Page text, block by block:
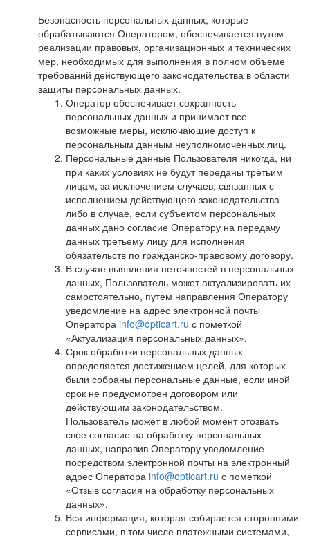
Безопасность персональных данных, которые
обрабатываются Оператором, обеспечивается путем
реализации правовых, организационных и технических
мер, необходимых для выполнения в полном объеме
требований действующего законодательства в области
защиты персональных данных.
Оператор обеспечивает сохранность
персональных данных и принимает все
возможные меры, исключающие доступ к
персональным данным неуполномоченных лиц.
Персональные данные Пользователя никогда, ни
при каких условиях не будут переданы третьим
лицам, за исключением случаев, связанных с
исполнением действующего законодательства
либо в случае, если субъектом персональных
данных дано согласие Оператору на передачу
данных третьему лицу для исполнения
обязательств по гражданско-правовому договору.
В случае выявления неточностей в персональных
данных, Пользователь может актуализировать их
самостоятельно, путем направления Оператору
уведомление на адрес электронной почты
Оператора info@opticart.ru с пометкой
«Актуализация персональных данных».
Срок обработки персональных данных
определяется достижением целей, для которых
были собраны персональные данные, если иной
срок не предусмотрен договором или
действующим законодательством.
Пользователь может в любой момент отозвать
свое согласие на обработку персональных
данных, направив Оператору уведомление
посредством электронной почты на электронный
адрес Оператора info@opticart.ru с пометкой
«Отзыв согласия на обработку персональных
данных».
Вся информация, которая собирается сторонними
сервисами, в том числе платежными системами,